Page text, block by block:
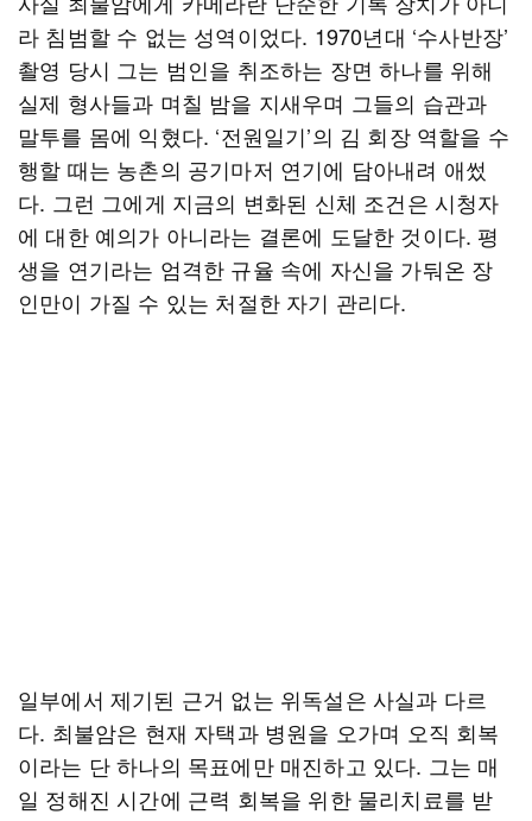
라 침범할 수 없는 성역이었다. 1970년대 ‘수사반장’
촬영 당시 그는 범인을 취조하는 장면 하나를 위해
실제 형사들과 며칠 밤을 지새우며 그들의 습관과
말투를 몸에 익혔다. ‘전원일기’의 김 회장 역할을 수
행할 때는 농촌의 공기마저 연기에 담아내려 애썼
다. 그런 그에게 지금의 변화된 신체 조건은 시청자
에 대한 예의가 아니라는 결론에 도달한 것이다. 평
생을 연기라는 엄격한 규율 속에 자신을 가둬온 장
인만이 가질 수 있는 처절한 자기 관리다.
일부에서 제기된 근거 없는 위독설은 사실과 다르
다. 최불암은 현재 자택과 병원을 오가며 오직 회복
이라는 단 하나의 목표에만 매진하고 있다. 그는 매
일 정해진 시간에 근력 회복을 위한 물리치료를 받